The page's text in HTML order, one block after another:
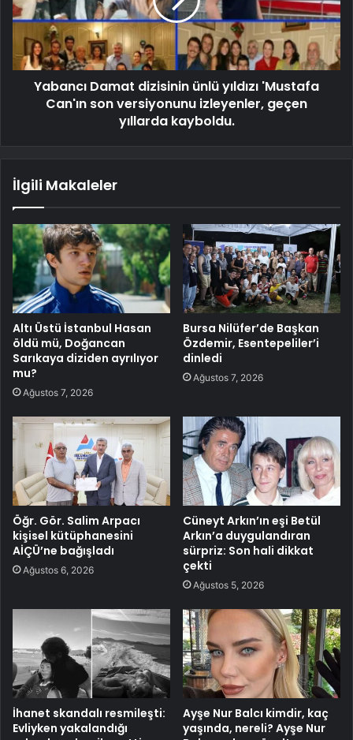
Yabancı Damat dizisinin ünlü yıldızı 'Mustafa
Can'ın son versiyonunu izleyenler, geçen
yıllarda kayboldu.
İlgili Makaleler
Altı Üstü İstanbul Hasan
öldü mü, Doğancan
Sarıkaya diziden ayrılıyor
mu?
Ağustos 7, 2026
Bursa Nilüfer’de Başkan
Özdemir, Esentepeliler’i
dinledi
Ağustos 7, 2026
Öğr. Gör. Salim Arpacı
kişisel kütüphanesini
AİÇÜ’ne bağışladı
Ağustos 6, 2026
Cüneyt Arkın’ın eşi Betül
Arkın’a duygulandıran
sürpriz: Son hali dikkat
çekti
Ağustos 5, 2026
İhanet skandalı resmileşti:
Evliyken yakalandığı
Ayşe Nur Balcı kimdir, kaç
yaşında, nereli? Ayşe Nur